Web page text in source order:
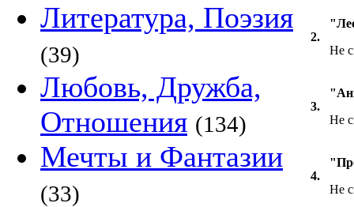
Литература, Поэзия
(39)
Любовь, Дружба,
Отношения (134)
Мечты и Фантазии
(33)
2.
Не
3.
Не
4.
Не